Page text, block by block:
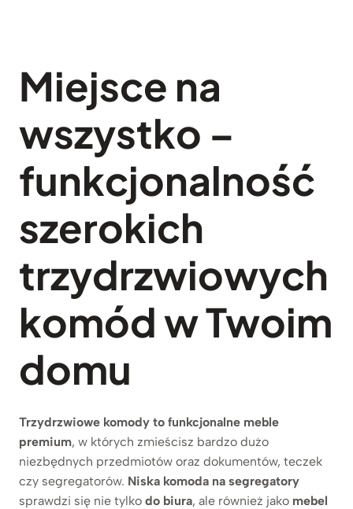
Miejsce na
wszystko –
funkcjonalność
szerokich
trzydrzwiowych
komód w Twoim
domu
Trzydrzwiowe komody to funkcjonalne meble
premium, w których zmieścisz bardzo dużo
niezbędnych przedmiotów oraz dokumentów, teczek
czy segregatorów. Niska komoda na segregatory
sprawdzi się nie tylko do biura, ale również jako mebel